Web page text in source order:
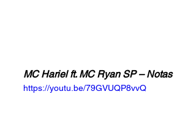
MC Hariel ft. MC Ryan SP – Notas
https://youtu.be/79GVUQP8vvQ